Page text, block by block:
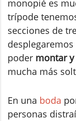
monopié es
trípode
secciones de
poder montar
mucha más
En una boda
personas